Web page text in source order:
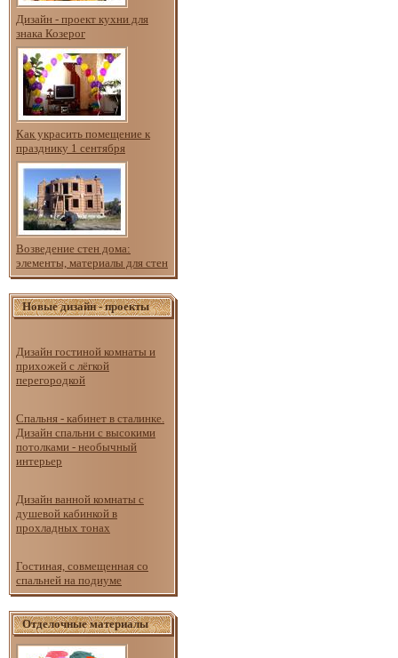
Дизайн - проект кухни для
знака Козерог
Как украсить помещение к
празднику 1 сентября
Возведение стен дома:
элементы, материалы для стен
Новые дизайн - проекты
Дизайн гостиной комнаты и
прихожей с лёгкой
перегородкой
Спальня - кабинет в сталинке.
Дизайн спальни с высокими
потолками - необычный
интерьер
Дизайн ванной комнаты с
душевой кабинкой в
прохладных тонах
Гостиная, совмещенная со
спальней на подиуме
Отделочные материалы